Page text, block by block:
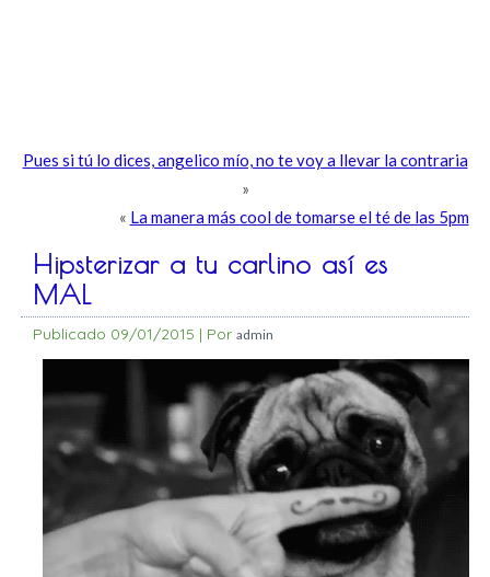
Pues si tú lo dices, angelico mío, no te voy a llevar la contraria
»
« La manera más cool de tomarse el té de las 5pm
Hipsterizar a tu carlino así es
MAL
Publicado 09/01/2015 | Por admin